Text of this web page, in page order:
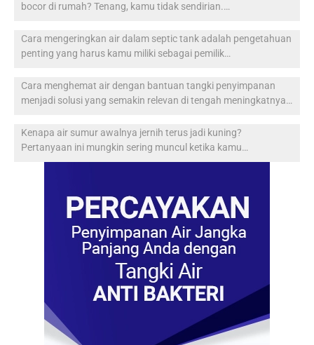
bocor di rumah? Tenang, kamu tidak sendirian.…
Cara mengeringkan air dalam septic tank adalah pengetahuan
penting yang harus kamu miliki sebagai pemilik…
Cara menghemat air dengan bantuan tangki penyimpanan
menjadi solusi yang semakin relevan di tengah meningkatnya…
Kenapa air sumur awalnya jernih terus jadi kuning?
Pertanyaan ini mungkin sering muncul ketika kamu…